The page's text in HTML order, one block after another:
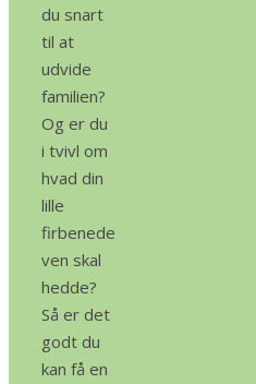
du snart
til at
udvide
familien?
Og er du
i tvivl om
hvad din
lille
firbenede
ven skal
hedde?
Så er det
godt du
kan få en